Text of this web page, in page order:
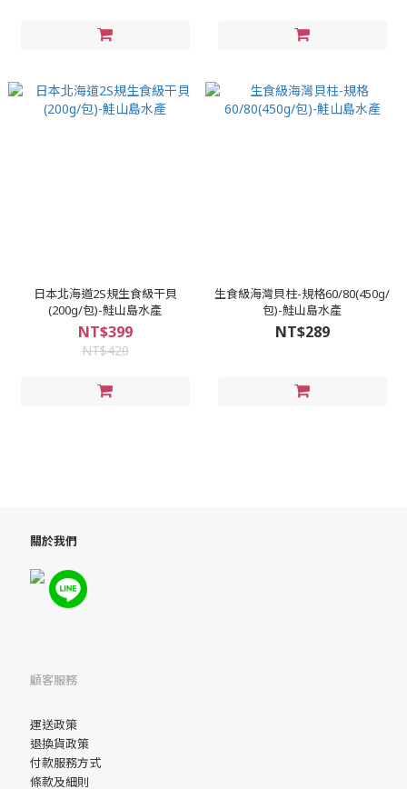
日本北海道2S規生食級干貝
(200g/包)-鮭山島水產
NT$399
NT$420
生食級海灣貝柱-規格60/80(450g/
包)-鮭山島水產
NT$289
關於我們
顧客服務
運送政策
退換貨政策
付款服務方式
條款及細則